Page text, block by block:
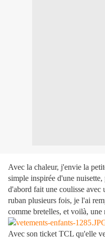
Avec la chaleur, j'envie la
simple inspirée d'une
d'abord fait une coulisse avec
ruban plusieurs fois, je l'ai
comme bretelles, et voilà, une
Avec son ticket TCL qu'elle